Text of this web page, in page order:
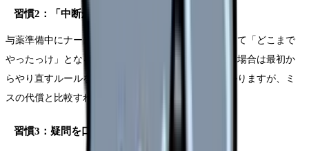
習慣2：「中断からの再開」にルールを設ける
与薬準備中にナースコールで中断された後、戻ってきて「どこまで
やったっけ」となるのは非常に危険です。中断された場合は最初か
らやり直すルールを自分に課しましょう。時間はかかりますが、ミ
スの代償と比較すれば安い投資です。
習慣3：疑問を口に出す習慣をつける